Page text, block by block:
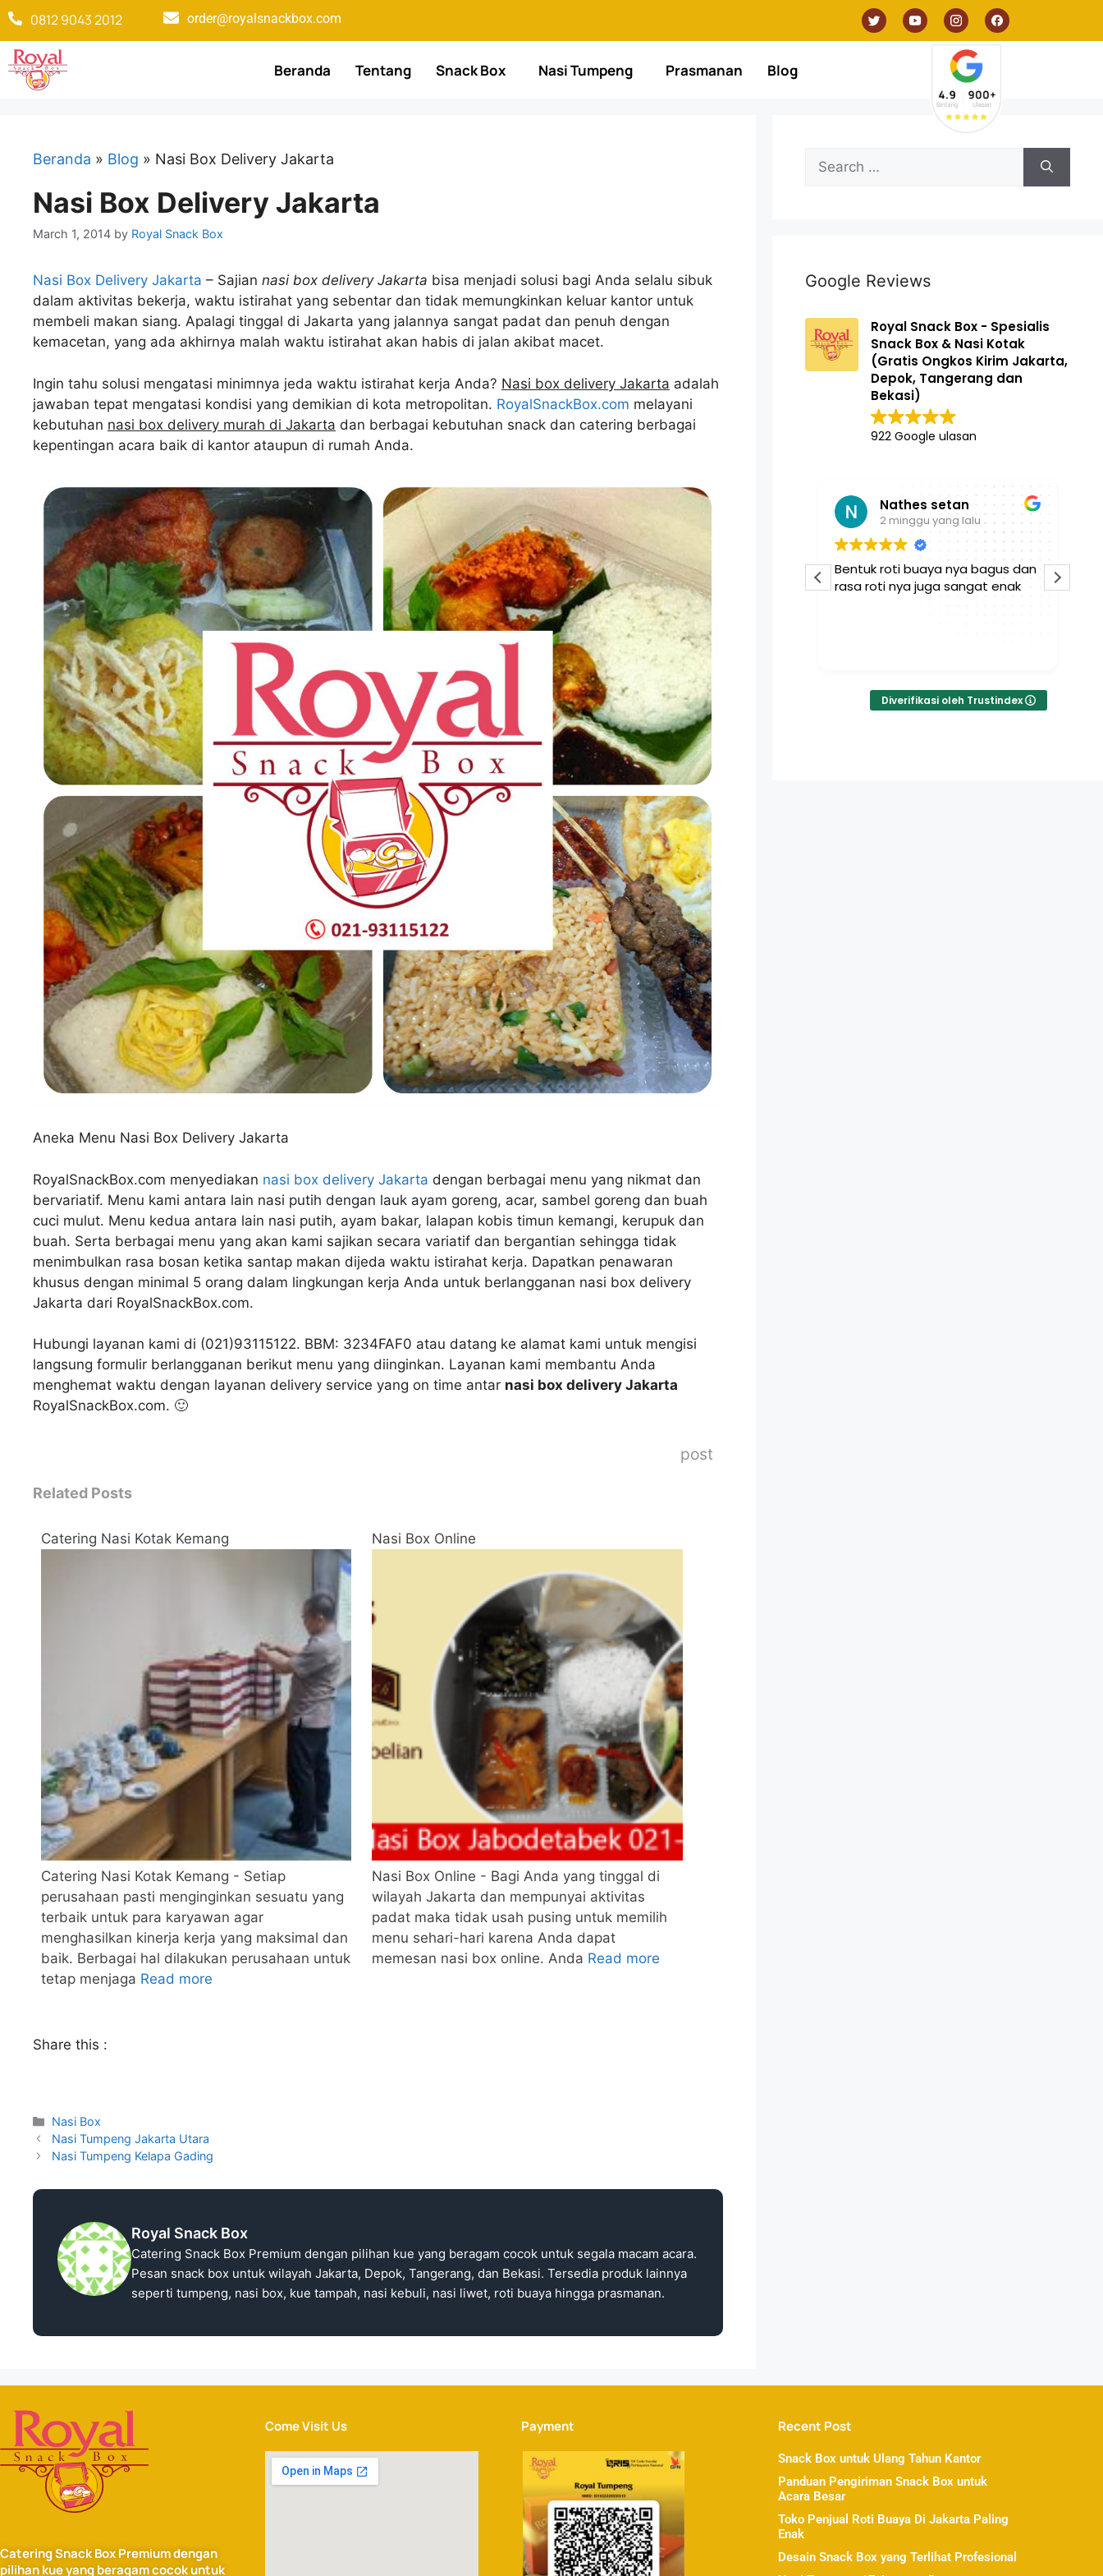
0812 9043 2012 order@royalsnackbox.com
Beranda Tentang Snack Box Nasi Tumpeng Prasmanan Blog
Beranda » Blog » Nasi Box Delivery Jakarta
Nasi Box Delivery Jakarta
March 1, 2014 by Royal Snack Box
Nasi Box Delivery Jakarta – Sajian nasi box delivery Jakarta bisa menjadi solusi bagi Anda selalu sibuk
dalam aktivitas bekerja, waktu istirahat yang sebentar dan tidak memungkinkan keluar kantor untuk
membeli makan siang. Apalagi tinggal di Jakarta yang jalannya sangat padat dan penuh dengan
kemacetan, yang ada akhirnya malah waktu istirahat akan habis di jalan akibat macet.
Ingin tahu solusi mengatasi minimnya jeda waktu istirahat kerja Anda? Nasi box delivery Jakarta adalah
jawaban tepat mengatasi kondisi yang demikian di kota metropolitan. RoyalSnackBox.com melayani
kebutuhan nasi box delivery murah di Jakarta dan berbagai kebutuhan snack dan catering berbagai
kepentingan acara baik di kantor ataupun di rumah Anda.
Aneka Menu Nasi Box Delivery Jakarta
RoyalSnackBox.com menyediakan nasi box delivery Jakarta dengan berbagai menu yang nikmat dan
bervariatif. Menu kami antara lain nasi putih dengan lauk ayam goreng, acar, sambel goreng dan buah
cuci mulut. Menu kedua antara lain nasi putih, ayam bakar, lalapan kobis timun kemangi, kerupuk dan
buah. Serta berbagai menu yang akan kami sajikan secara variatif dan bergantian sehingga tidak
menimbulkan rasa bosan ketika santap makan dijeda waktu istirahat kerja. Dapatkan penawaran
khusus dengan minimal 5 orang dalam lingkungan kerja Anda untuk berlangganan nasi box delivery
Jakarta dari RoyalSnackBox.com.
Hubungi layanan kami di (021)93115122. BBM: 3234FAF0 atau datang ke alamat kami untuk mengisi
langsung formulir berlangganan berikut menu yang diinginkan. Layanan kami membantu Anda
menghemat waktu dengan layanan delivery service yang on time antar nasi box delivery Jakarta
RoyalSnackBox.com. 🙂
post
Related Posts
Catering Nasi Kotak Kemang
Catering Nasi Kotak Kemang - Setiap
perusahaan pasti menginginkan sesuatu yang
terbaik untuk para karyawan agar
menghasilkan kinerja kerja yang maksimal dan
baik. Berbagai hal dilakukan perusahaan untuk
tetap menjaga Read more
Nasi Box Online
Nasi Box Online - Bagi Anda yang tinggal di
wilayah Jakarta dan mempunyai aktivitas
padat maka tidak usah pusing untuk memilih
menu sehari-hari karena Anda dapat
memesan nasi box online. Anda Read more
Share this :
Nasi Box
Nasi Tumpeng Jakarta Utara
Nasi Tumpeng Kelapa Gading
Royal Snack Box
Catering Snack Box Premium dengan pilihan kue yang beragam cocok untuk segala macam acara.
Pesan snack box untuk wilayah Jakarta, Depok, Tangerang, dan Bekasi. Tersedia produk lainnya
seperti tumpeng, nasi box, kue tampah, nasi kebuli, nasi liwet, roti buaya hingga prasmanan.
Google Reviews
Royal Snack Box - Spesialis
Snack Box & Nasi Kotak
(Gratis Ongkos Kirim Jakarta,
Depok, Tangerang dan
Bekasi)
922 Google ulasan
Chanel Lestari
Roti buaya sgt memuaskan sgt
besarrrrr dan rasanya enak tidak
mengewakan
Nathes setan
2 minggu yang lalu
Bentuk roti buaya nya bagus dan
rasa roti nya juga sangat enak
Diverifikasi oleh Trustindex
Catering Snack Box Premium dengan
pilihan kue yang beragam cocok untuk
Come Visit Us Payment Recent Post
Snack Box untuk Ulang Tahun Kantor
Panduan Pengiriman Snack Box untuk
Acara Besar
Toko Penjual Roti Buaya Di Jakarta Paling
Enak
Desain Snack Box yang Terlihat Profesional